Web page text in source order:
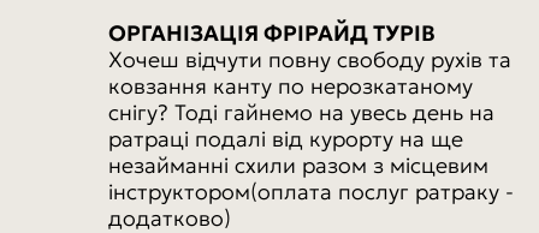
ОРГАНІЗАЦІЯ ФРІРАЙД ТУРІВ
Хочеш відчути повну свободу рухів та
ковзання канту по нерозкатаному
снігу? Тоді гайнемо на увесь день на
ратраці подалі від курорту на ще
незайманні схили разом з місцевим
інструктором(оплата послуг ратраку -
додатково)